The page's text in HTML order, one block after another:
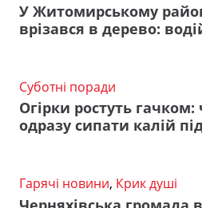
У Житомирському
врізався в дерево:
Суботні поради
Огірки ростуть
одразу сипати калій
Гарячі новини, Крик душі